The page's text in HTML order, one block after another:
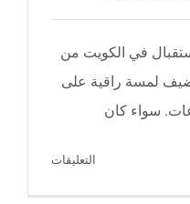
في الكويت من
لمسة راقية على
سواء كان
التعليقات